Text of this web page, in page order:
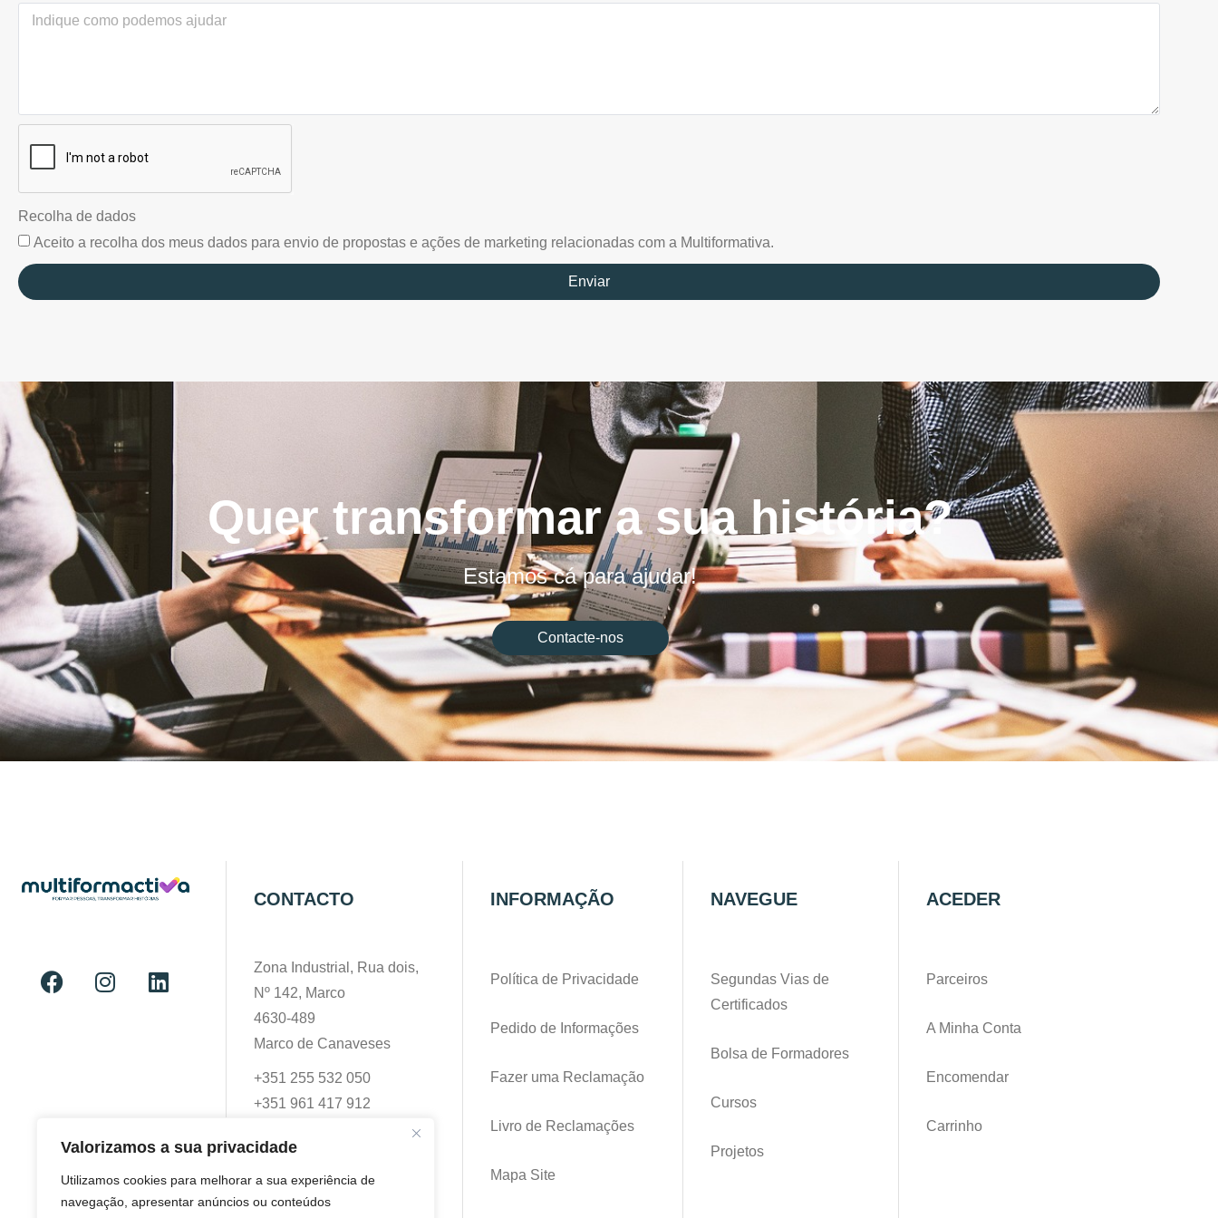
Valorizamos a sua privacidade
Utilizamos cookies para melhorar a sua experiência de
navegação, apresentar anúncios ou conteúdos
Recolha de dados
Aceito a recolha dos meus dados para envio de propostas e ações de marketing relacionadas com a Multiformativa.
Enviar
Quer transformar a sua história?
Estamos cá para ajudar!
Contacte-nos
CONTACTO
Zona Industrial, Rua dois,
Nº 142, Marco
4630-489
Marco de Canaveses
+351 255 532 050
+351 961 417 912
geral@multiformactiva.pt
INFORMAÇÃO
Política de Privacidade
Pedido de Informações
Fazer uma Reclamação
Livro de Reclamações
Mapa Site
NAVEGUE
Segundas Vias de
Certificados
Bolsa de Formadores
Cursos
Projetos
ACEDER
Parceiros
A Minha Conta
Encomendar
Carrinho